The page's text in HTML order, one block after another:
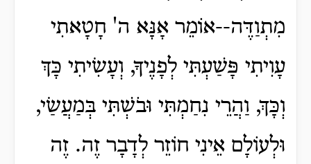
מִתְוַדֶּה--אוֹמֵר אָנָּא ה' חָטָאתִי
עָוִיתִי פָּשַׁעְתִּי לְפָנֶיךָ, וְעָשִׂיתִי כָּךְ
וְכָּךְ, וַהֲרֵי נִחַמְתִּי וּבֹשְׁתִּי בְּמַעֲשַׂי,
וּלְעוֹלָם אֵינִי חוֹזֵר לְדָבָר זֶה. זֶה